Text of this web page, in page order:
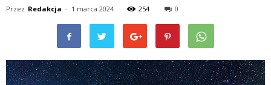
Przez Redakcja - 1 marca 2024 254 0